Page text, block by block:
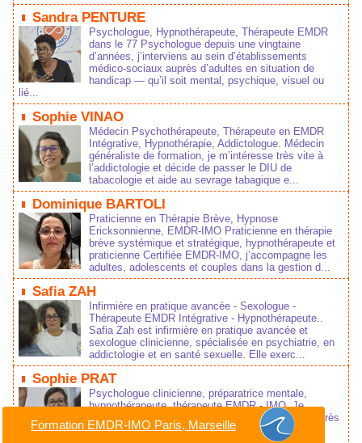
Sandra PENTURE
Psychologue, Hypnothérapeute, Thérapeute EMDR
dans le 77 Psychologue depuis une vingtaine
d’années, j’interviens au sein d’établissements
médico‑sociaux auprès d’adultes en situation de
handicap — qu’il soit mental, psychique, visuel ou
lié...
Sophie VINAO
Médecin Psychothérapeute, Thérapeute en EMDR
Intégrative, Hypnothérapie, Addictologue. Médecin
généraliste de formation, je m’intéresse très vite à
l’addictologie et décide de passer le DIU de
tabacologie et aide au sevrage tabagique e...
Dominique BARTOLI
Praticienne en Thérapie Brève, Hypnose
Ericksonnienne, EMDR-IMO Praticienne en thérapie
brève systémique et stratégique, hypnothérapeute et
praticienne Certifiée EMDR-IMO, j’accompagne les
adultes, adolescents et couples dans la gestion d...
Safia ZAH
Infirmière en pratique avancée - Sexologue -
Thérapeute EMDR Intégrative - Hypnothérapeute..
Safia Zah est infirmière en pratique avancée et
sexologue clinicienne, spécialisée en psychiatrie, en
addictologie et en santé sexuelle. Elle exerc...
Sophie PRAT
Psychologue clinicienne, préparatrice mentale,
hypnothérapeute, thérapeute EMDR - IMO. Je
propose des accompagnements individualisés auprès
d‘adolescents et adultes, en intégrant différentes
Formation EMDR-IMO Paris, Marseille